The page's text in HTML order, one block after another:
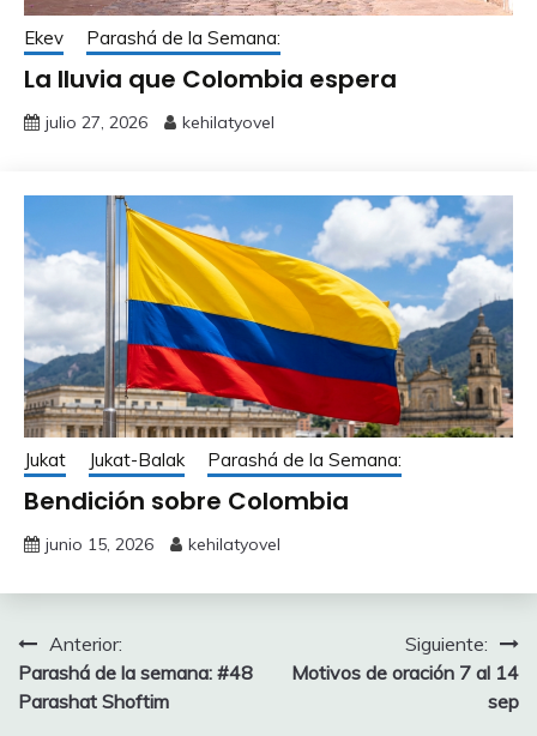
Ekev Parashá de la Semana:
La lluvia que Colombia espera
julio 27, 2026 kehilatyovel
Jukat Jukat-Balak Parashá de la Semana:
Bendición sobre Colombia
junio 15, 2026 kehilatyovel
Navegación
de
Anterior:
Parashá de la semana: #48
Parashat Shoftim
Siguiente:
Motivos de oración 7 al 14
sep